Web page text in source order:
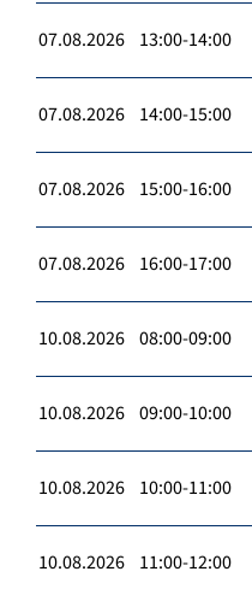
07.08.2026 13:00-14:00
07.08.2026 14:00-15:00
07.08.2026 15:00-16:00
07.08.2026 16:00-17:00
10.08.2026 08:00-09:00
10.08.2026 09:00-10:00
10.08.2026 10:00-11:00
10.08.2026 11:00-12:00